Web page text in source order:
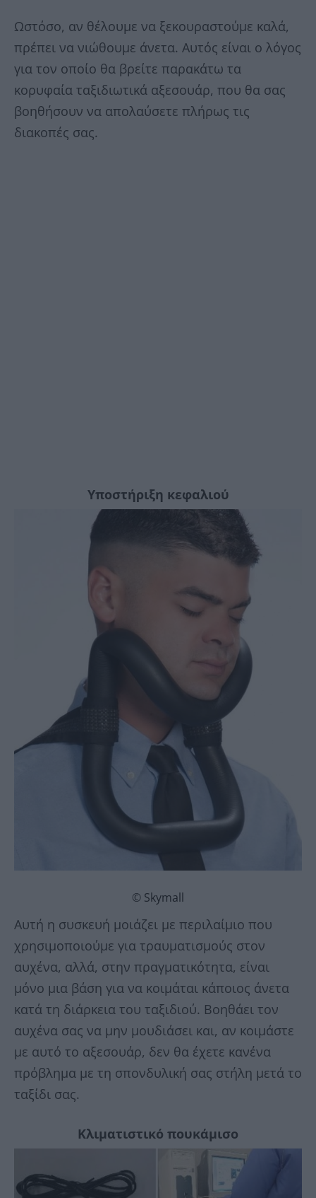
Ωστόσο, αν θέλουμε να ξεκουραστούμε καλά,
πρέπει να νιώθουμε άνετα. Αυτός είναι ο λόγος
για τον οποίο θα βρείτε παρακάτω τα
κορυφαία ταξιδιωτικά αξεσουάρ, που θα σας
βοηθήσουν να απολαύσετε πλήρως τις
διακοπές σας.
Υποστήριξη κεφαλιού
© Skymall
Αυτή η συσκευή μοιάζει με περιλαίμιο που
χρησιμοποιούμε για τραυματισμούς στον
αυχένα, αλλά, στην πραγματικότητα, είναι
μόνο μια βάση για να κοιμάται κάποιος άνετα
κατά τη διάρκεια του ταξιδιού. Βοηθάει τον
αυχένα σας να μην μουδιάσει και, αν κοιμάστε
με αυτό το αξεσουάρ, δεν θα έχετε κανένα
πρόβλημα με τη σπονδυλική σας στήλη μετά το
ταξίδι σας.
Κλιματιστικό πουκάμισο